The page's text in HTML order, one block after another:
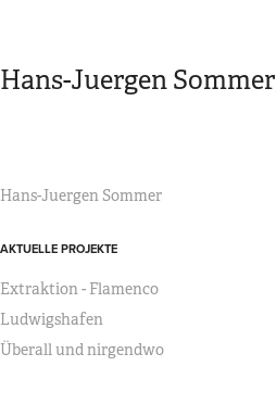
Hans-Juergen Sommer
Hans-Juergen Sommer
AKTUELLE PROJEKTE
Extraktion - Flamenco
Ludwigshafen
Überall und nirgendwo